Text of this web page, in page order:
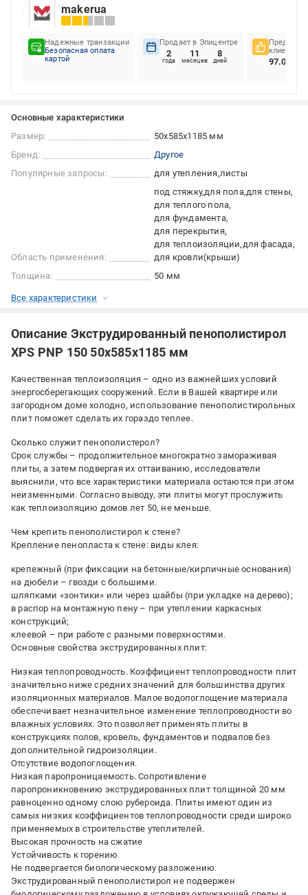
makerua
Надежные транзакции
Безопасная оплата
картой
Продает в Эпицентре
2
года
11
месяцев
8
дней
клиентов
97.06%
Основные характеристики
Размер:
50х585х1185 мм
Бренд:
Другое
Популярные запросы:
для утепления листы
Область применения:
под стяжку для пола для стены
для теплого пола
для фундамента
для перекрытия
для теплоизоляции для фасада
для кровли(крыши)
Толщина:
50 мм
Все характеристики
Описание Экструдированный пенополистирол
XPS PNP 150 50х585х1185 мм
Качественная теплоизоляция – одно из важнейших условий
энергосберегающих сооружений. Если в Вашей квартире или
загородном доме холодно, использование пенополистирольных
плит поможет сделать их гораздо теплее.
Сколько служит пенополистерол?
Срок службы – продолжительное многократно замораживая
плиты, а затем подвергая их оттаиванию, исследователи
выяснили, что все характеристики материала остаются при этом
неизменными. Согласно выводу, эти плиты могут прослужить
как теплоизоляцию домов лет 50, не меньше.
Чем крепить пенополистирол к стене?
Крепление пенопласта к стене: виды клея:
крепежный (при фиксации на бетонные/кирпичные основания)
на дюбели – гвозди с большими.
шляпками «зонтики» или через шайбы (при укладке на дерево);
в распор на монтажную пену – при утеплении каркасных
конструкций;
клеевой – при работе с разными поверхностями.
Основные свойства экструдированных плит:
Низкая теплопроводность. Коэффициент теплопроводности плит
значительно ниже средних значений для большинства других
изоляционных материалов. Малое водопоглощение материала
обеспечивает незначительное изменение теплопроводности во
влажных условиях. Это позволяет применять плиты в
конструкциях полов, кровель, фундаментов и подвалов без
дополнительной гидроизоляции.
Отсутствие водопоглощения.
Низкая паропроницаемость. Сопротивление
паропроникновению экструдированных плит толщиной 20 мм
равноценно одному слою рубероида. Плиты имеют один из
самых низких коэффициентов теплопроводности среди широко
применяемых в строительстве утеплителей.
Высокая прочность на сжатие
Устойчивость к горению
Не подвергается биологическому разложению.
Экструдированный пенополистирол не подвержен